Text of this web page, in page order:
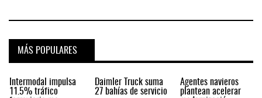
MÁS POPULARES
Intermodal impulsa
11.5% tráfico
Daimler Truck suma
27 bahías de servicio
Agentes navieros
plantean acelerar